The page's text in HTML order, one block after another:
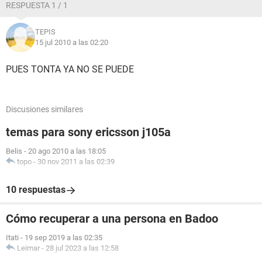
RESPUESTA 1 / 1
TEPIS
15 jul 2010 a las 02:20
PUES TONTA YA NO SE PUEDE
Discusiones similares
temas para sony ericsson j105a
Belis - 20 ago 2010 a las 18:05
topo - 30 nov 2011 a las 02:39
10 respuestas
Cómo recuperar a una persona en Badoo
Itati - 19 sep 2019 a las 02:35
Leimar - 28 jul 2023 a las 12:58